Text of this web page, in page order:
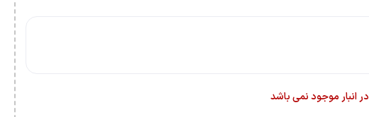
در انبار موجود نمی باشد